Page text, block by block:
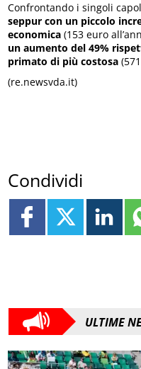
Confrontando i singoli
seppur con un piccolo
economica (153 euro
un aumento del 49%
primato di più costosa
(re.newsvda.it)
Condividi
ULTIME